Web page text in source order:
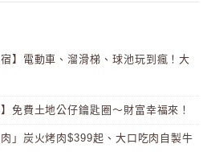
】電動車、溜滑梯、球池玩到瘋！大
免費土地公仔鑰匙圈～財富幸福來！
」炭火烤肉$399起、大口吃肉自製牛